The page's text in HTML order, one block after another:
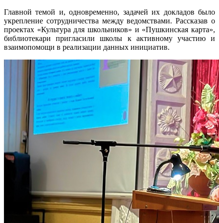
Главной темой и, одновременно, задачей их докладов было
укрепление сотрудничества между ведомствами. Рассказав о
проектах «Культура для школьников» и «Пушкинская карта»,
библиотекари пригласили школы к активному участию и
взаимопомощи в реализации данных инициатив.